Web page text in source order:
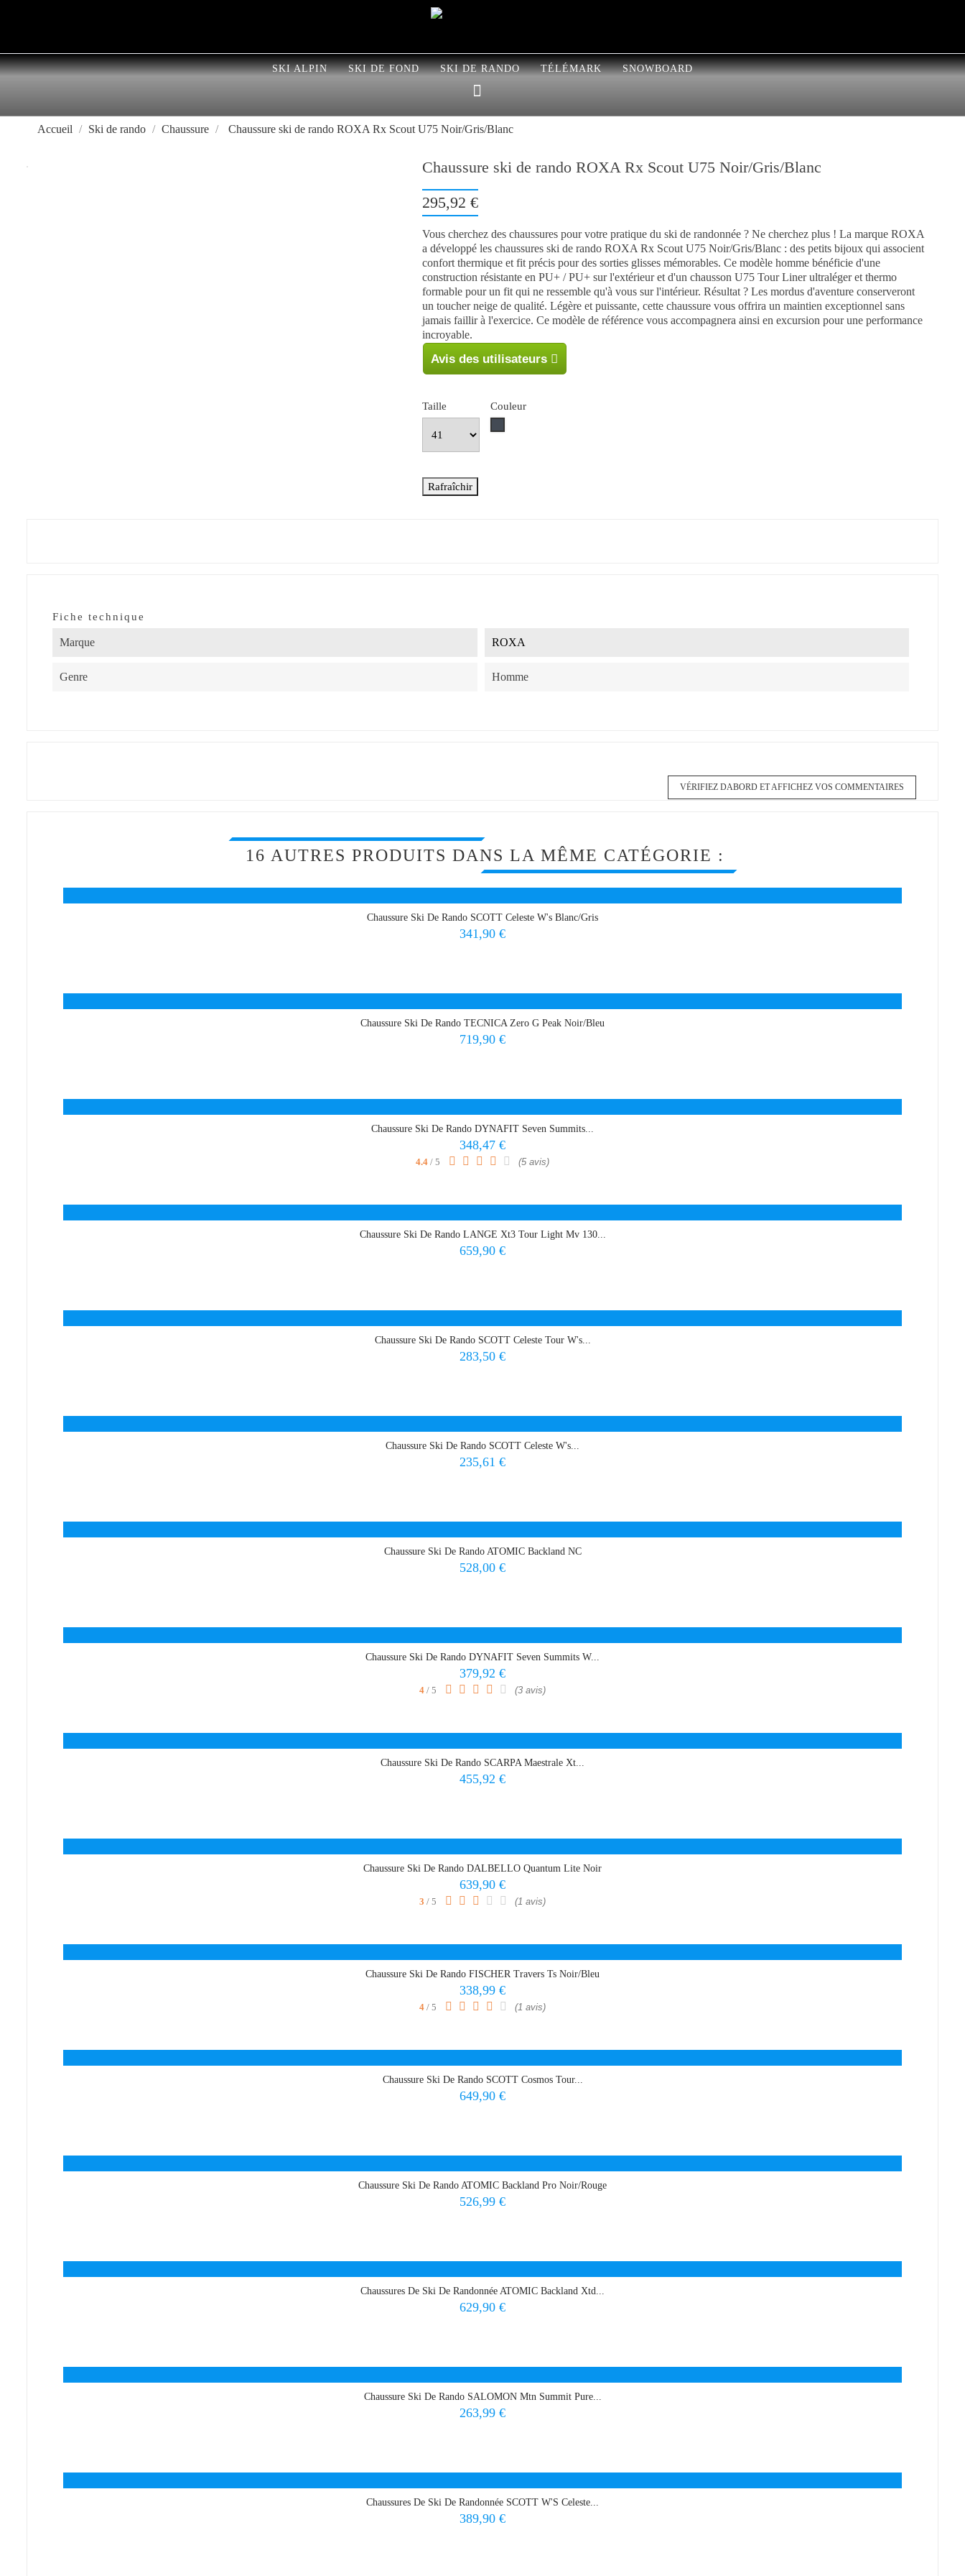
SKI ALPIN SKI DE FOND SKI DE RANDO TÉLÉMARK SNOWBOARD
Accueil Ski de rando Chaussure Chaussure ski de rando ROXA Rx Scout U75 Noir/Gris/Blanc
Chaussure ski de rando ROXA Rx Scout U75 Noir/Gris/Blanc
295,92 €
Vous cherchez des chaussures pour votre pratique du ski de randonnée ? Ne cherchez plus ! La marque ROXA
a développé les chaussures ski de rando ROXA Rx Scout U75 Noir/Gris/Blanc : des petits bijoux qui associent
confort thermique et fit précis pour des sorties glisses mémorables. Ce modèle homme bénéficie d'une
construction résistante en PU+ / PU+ sur l'extérieur et d'un chausson U75 Tour Liner ultraléger et thermo
formable pour un fit qui ne ressemble qu'à vous sur l'intérieur. Résultat ? Les mordus d'aventure conserveront
un toucher neige de qualité. Légère et puissante, cette chaussure vous offrira un maintien exceptionnel sans
jamais faillir à l'exercice. Ce modèle de référence vous accompagnera ainsi en excursion pour une performance
incroyable.
Avis des utilisateurs
Taille
Couleur
Fiche technique
Marque ROXA
Genre Homme
VÉRIFIEZ DABORD ET AFFICHEZ VOS COMMENTAIRES
16 AUTRES PRODUITS DANS LA MÊME CATÉGORIE :
Chaussure Ski De Rando SCOTT Celeste W's Blanc/Gris
Prix
341,90 €
Chaussure Ski De Rando TECNICA Zero G Peak Noir/Bleu
Prix
719,90 €
Chaussure Ski De Rando DYNAFIT Seven Summits...
Prix
348,47 €
4.4 / 5 (5 avis)
Chaussure Ski De Rando LANGE Xt3 Tour Light Mv 130...
Prix
659,90 €
Chaussure Ski De Rando SCOTT Celeste Tour W's...
Prix
283,50 €
Chaussure Ski De Rando SCOTT Celeste W's...
Prix
235,61 €
Chaussure Ski De Rando ATOMIC Backland NC
Prix
528,00 €
Chaussure Ski De Rando DYNAFIT Seven Summits W...
Prix
379,92 €
4 / 5 (3 avis)
Chaussure Ski De Rando SCARPA Maestrale Xt...
Prix
455,92 €
Chaussure Ski De Rando DALBELLO Quantum Lite Noir
Prix
639,90 €
3 / 5 (1 avis)
Chaussure Ski De Rando FISCHER Travers Ts Noir/Bleu
Prix
338,99 €
4 / 5 (1 avis)
Chaussure Ski De Rando SCOTT Cosmos Tour...
Prix
649,90 €
Chaussure Ski De Rando ATOMIC Backland Pro Noir/Rouge
Prix
526,99 €
Chaussures De Ski De Randonnée ATOMIC Backland Xtd...
Prix
629,90 €
Chaussure Ski De Rando SALOMON Mtn Summit Pure...
Prix
263,99 €
Chaussures De Ski De Randonnée SCOTT W'S Celeste...
Prix
389,90 €